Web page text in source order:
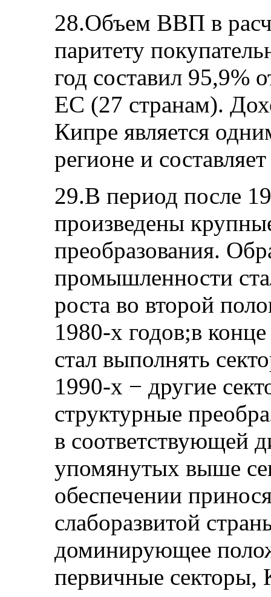
28.Объем ВВП в
паритету
год составил 95,9%
ЕС (27 странам).
Кипре является
регионе и
29.В период после
произведены
преобразования.
промышленности
роста во второй
1980-х годов;в
стал выполнять
1990‑х − другие
структурные
в соответствующей
упомянутых выше
обеспечении
слаборазвитой
доминирующее
первичные секторы,